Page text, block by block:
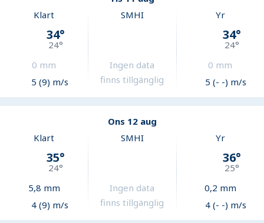
Klart
34°
24°
0 mm
5 (9) m/s
SMHI
Ingen data
finns tillgänglig
Yr
34°
24°
0 mm
5 (- -) m/s
Ons 12 aug
Klart
35°
24°
5,8 mm
4 (9) m/s
SMHI
Ingen data
finns tillgänglig
Yr
36°
25°
0,2 mm
4 (- -) m/s